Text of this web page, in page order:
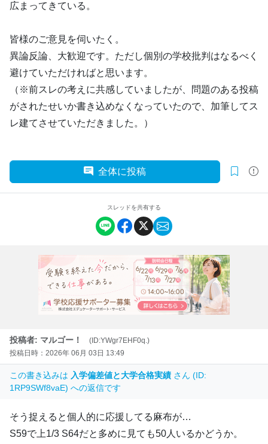
広まってきている。
皆様のご意見を伺いたく。
異論反論、大歓迎です。ただし個別の学校批判はなるべく
避けていただければと思います。
（※前スレの考えに共感していましたが、問題のある投稿
がされたせいか書き込めなくなっていたので、加筆してス
レ建てさせていただきました。）
全体に投稿
スレッドを共有する
投稿者: マルゴー！
(ID:YWgr7EHF0q.)
投稿日時：2026年 06月 03日 13:49
この書き込みは 入学偏差値と大学合格実績 さん (ID:
1RP9SWf8vaE) への返信です
そう捉えると個人的に応援してる麻布が…
S59で上1/3 S64だと多めに見ても50人いるかどうか。